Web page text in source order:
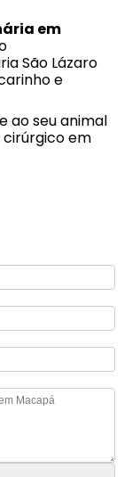
em
São Lázaro
e
ao seu animal
em